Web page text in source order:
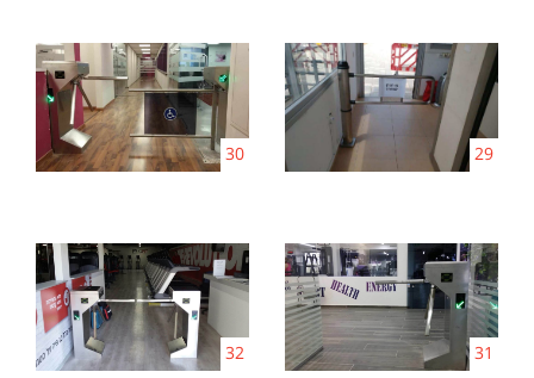
29
30
31
32